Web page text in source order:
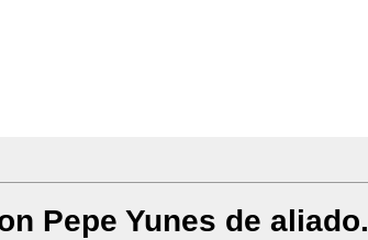
Pepe Yunes de aliado.